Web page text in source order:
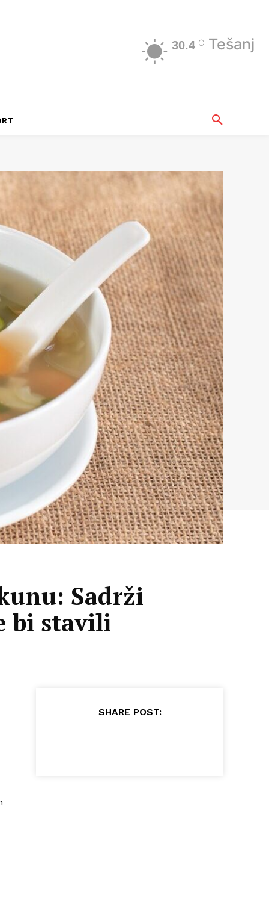
30.4 C Tešanj
Sadrži
bi stavili
SHARE POST: